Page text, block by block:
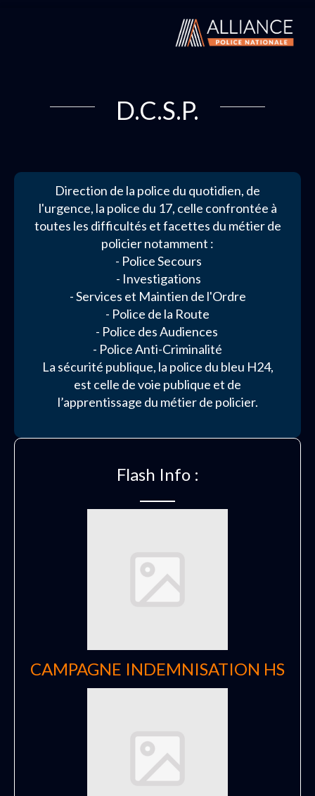
D.C.S.P.
Direction de la police du quotidien, de
l'urgence, la police du 17, celle confrontée à
toutes les difficultés et facettes du métier de
policier notamment :
- Police Secours
- Investigations
- Services et Maintien de l'Ordre
- Police de la Route
- Police des Audiences
- Police Anti-Criminalité
La sécurité publique, la police du bleu H24,
est celle de voie publique et de
l’apprentissage du métier de policier.
Flash Info :
CAMPAGNE INDEMNISATION HS